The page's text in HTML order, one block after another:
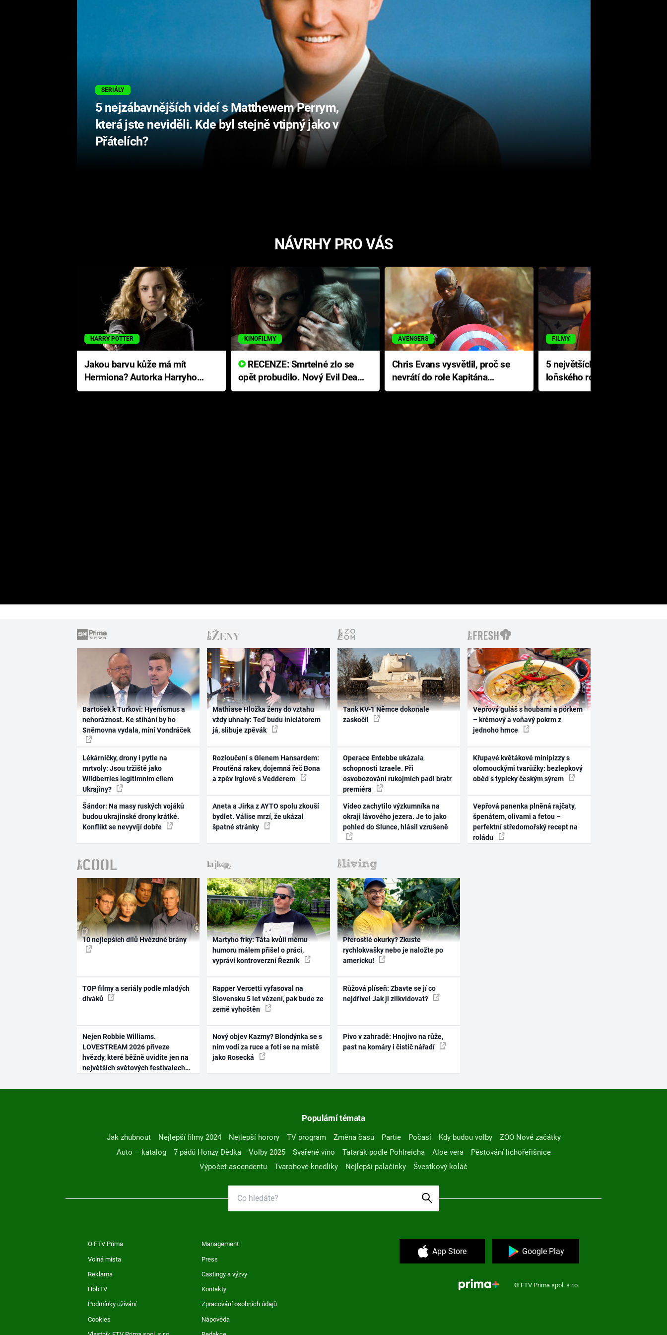
SERIÁLY
5 nejzábavnějších videí s Matthewem Perrym,
která jste neviděli. Kde byl stejně vtipný jako v
Přátelích?
NÁVRHY PRO VÁS
HARRY POTTER
Jakou barvu kůže má mít
Hermiona? Autorka Harryho
Pottera přišla s ráznou
KINOFILMY
RECENZE: Smrtelné zlo se
opět probudilo. Nový Evil Dead
přichází s neodolatelnou
AVENGERS
Chris Evans vysvětlil, proč se
nevrátí do role Kapitána
Ameriky
FILMY
5 největších propadáků
loňského roku: Disney na
jediné katastrofě prodělal 200
Bartošek k Turkovi: Hyenismus a
nehoráznost. Ke stíhání by ho
Sněmovna vydala, míní Vondráček
Lékárničky, drony i pytle na
mrtvoly: Jsou tržiště jako
Wildberries legitimním cílem
Ukrajiny?
Šándor: Na masy ruských vojáků
budou ukrajinské drony krátké.
Konflikt se nevyvíjí dobře
Mathiase Hložka ženy do vztahu
vždy uhnaly: Teď budu iniciátorem
já, slibuje zpěvák
Rozloučení s Glenem Hansardem:
Proutěná rakev, dojemná řeč Bona
a zpěv Irglové s Vedderem
Aneta a Jirka z AYTO spolu zkouší
bydlet. Válise mrzí, že ukázal
špatné stránky
Tank KV-1 Němce dokonale
zaskočil
Operace Entebbe ukázala
schopnosti Izraele. Při
osvobozování rukojmích padl bratr
premiéra
Video zachytilo výzkumníka na
okraji lávového jezera. Je to jako
pohled do Slunce, hlásil vzrušeně
Vepřový guláš s houbami a pórkem
– krémový a voňavý pokrm z
jednoho hrnce
Křupavé květákové minipizzy s
olomouckými tvarůžky: bezlepkový
oběd s typicky českým sýrem
Vepřová panenka plněná rajčaty,
špenátem, olivami a fetou –
perfektní středomořský recept na
roládu
10 nejlepších dílů Hvězdné brány
TOP filmy a seriály podle mladých
diváků
Nejen Robbie Williams.
LOVESTREAM 2026 přiveze
hvězdy, které běžně uvidíte jen na
největších světových festivalech
Martyho frky: Táta kvůli mému
humoru málem přišel o práci,
vypráví kontroverzní Řezník
Rapper Vercetti vyfasoval na
Slovensku 5 let vězení, pak bude ze
země vyhoštěn
Nový objev Kazmy? Blondýnka se s
ním vodí za ruce a fotí se na místě
jako Rosecká
Přerostlé okurky? Zkuste
rychlokvašky nebo je naložte po
americku!
Růžová plíseň: Zbavte se jí co
nejdříve! Jak ji zlikvidovat?
Pivo v zahradě: Hnojivo na růže,
past na komáry i čistič nářadí
Populární témata
Jak zhubnout Nejlepší filmy 2024 Nejlepší horory TV program Změna času Partie Počasí Kdy budou volby
ZOO Nové začátky
Auto – katalog
7 pádů Honzy Dědka Volby 2025 Svařené víno Tatarák podle Pohlreicha Aloe vera
Pěstování lichořeřišnice
Výpočet ascendentu
Tvarohové knedlíky Nejlepší palačinky Švestkový koláč
O FTV Prima Management
Volná místa Press
Reklama Castingy a výzvy
HbbTV Kontakty
Podmínky užívání Zpracování osobních údajů
Cookies Nápověda
App Store Google Play
© FTV Prima spol. s r.o.